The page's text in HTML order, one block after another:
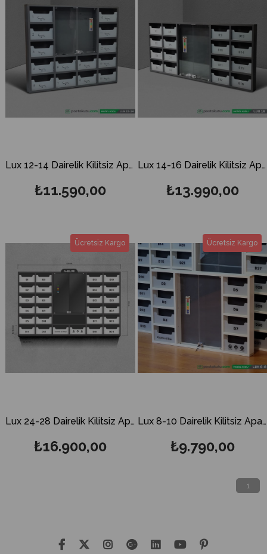
Lux 12-14 Dairelik Kilitsiz Apartman İlan Panosu ve Posta Kutusu
₺11.590,00
Lux 14-16 Dairelik Kilitsiz Apartman İlan Panosu ve Posta Kutusu
₺13.990,00
Lux 24-28 Dairelik Kilitsiz Apartman İlan Panosu ve Posta Kutusu
₺16.900,00
Ücretsiz Kargo
Lux 8-10 Dairelik Kilitsiz Apartman İlan Panosu ve Posta Kutusu
₺9.790,00
Ücretsiz Kargo
1